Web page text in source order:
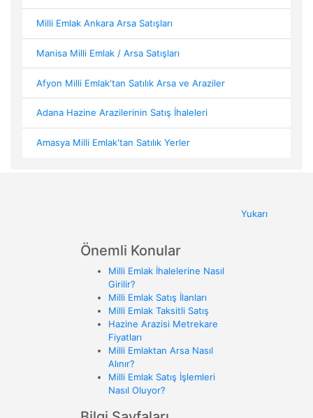
Milli Emlak Ankara Arsa Satışları
Manisa Milli Emlak / Arsa Satışları
Afyon Milli Emlak'tan Satılık Arsa ve Araziler
Adana Hazine Arazilerinin Satış İhaleleri
Amasya Milli Emlak'tan Satılık Yerler
Yukarı
Önemli Konular
Milli Emlak İhalelerine Nasıl
Girilir?
Milli Emlak Satış İlanları
Milli Emlak Taksitli Satış
Hazine Arazisi Metrekare
Fiyatları
Milli Emlaktan Arsa Nasıl
Alınır?
Milli Emlak Satış İşlemleri
Nasıl Oluyor?